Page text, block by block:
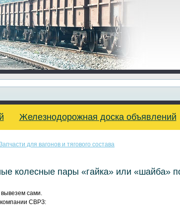
Железнодорожная доска объявлений
для вагонов и тягового состава
колесные пары «гайка» или «шайба»
вывезем сами.
СВРЗ: